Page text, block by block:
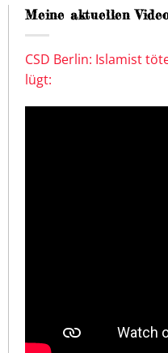
Meine aktuellen
CSD Berlin: Islamist
lügt: